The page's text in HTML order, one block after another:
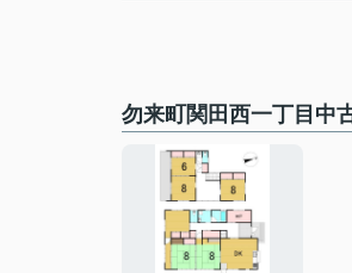
勿来町関田西一丁目中